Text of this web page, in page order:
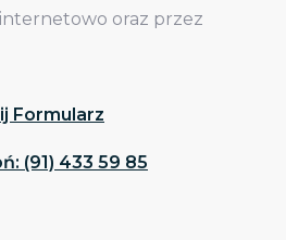
internetowo oraz przez
Formularz
(91) 433 59 85